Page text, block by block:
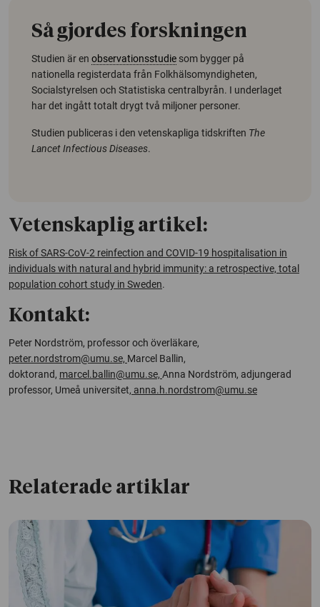
Så gjordes forskningen
Studien är en observationsstudie som bygger på
nationella registerdata från Folkhälsomyndigheten,
Socialstyrelsen och Statistiska centralbyrån. I underlaget
har det ingått totalt drygt två miljoner personer.
Studien publiceras i den vetenskapliga tidskriften The
Lancet Infectious Diseases.
Vetenskaplig artikel:
Risk of SARS-CoV-2 reinfection and COVID-19 hospitalisation in
individuals with natural and hybrid immunity: a retrospective, total
population cohort study in Sweden.
Kontakt:
Peter Nordström, professor och överläkare,
peter.nordstrom@umu.se, Marcel Ballin,
doktorand, marcel.ballin@umu.se, Anna Nordström, adjungerad
professor, Umeå universitet, anna.h.nordstrom@umu.se
Relaterade artiklar